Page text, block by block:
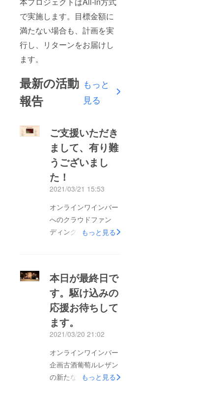
で実施します。目標金額に
満たない場合も、計画を実
行し、リターンをお届けし
ます。
最新の活動
報告
もっと
見る
ご支援いただき
まして、有り難
うございまし
た！
2021/03/21 15:53
オンラインワインバー
へのクラウドファン
ディングにご参加いた
もっていただいた日本
最大級の福利厚生クラ
ブからお問合せいただ
きまして、今後は提携
していくことになりま
たことに意味はありま
した！応援していただ
きました皆様の期待に
もっと見る
本日が最終日で
す。駆け込みの
応援お待ちして
ます。
2021/03/20 21:02
オンラインワインバー
企画古酒葡萄ルレザン
の新たな試みであるク
もっと見る